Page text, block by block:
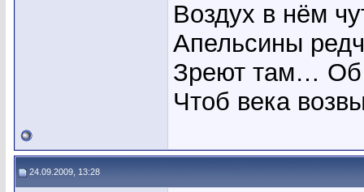
Воздух в нём
Апельсины
Зреют там…
Чтоб века
24.09.2009, 13:28